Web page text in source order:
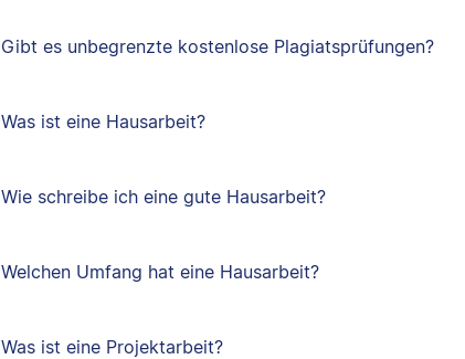
Gibt es unbegrenzte kostenlose Plagiatsprüfungen?
Was ist eine Hausarbeit?
Wie schreibe ich eine gute Hausarbeit?
Welchen Umfang hat eine Hausarbeit?
Was ist eine Projektarbeit?